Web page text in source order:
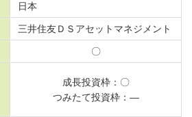
日本
三井住友ＤＳアセットマネジメント
〇
成長投資枠： 〇
つみたて投資枠： ―